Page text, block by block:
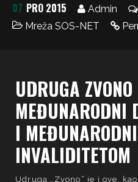
07 PRO 2015 Admin
Mreža SOS-NET
UDRUGA
MEĐUNARODNI
I
INVALIDITETOM
Udruga „Zvono“ je i ove,